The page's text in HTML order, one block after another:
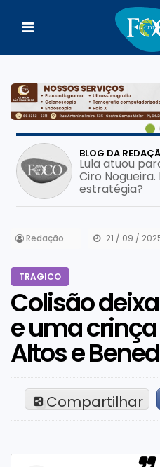
BLOG DA
Aliança
Nogueira
reeleição de
Redação 21 / 09 /
TRAGICO
Colisão
e uma
Altos e
Compartilhar